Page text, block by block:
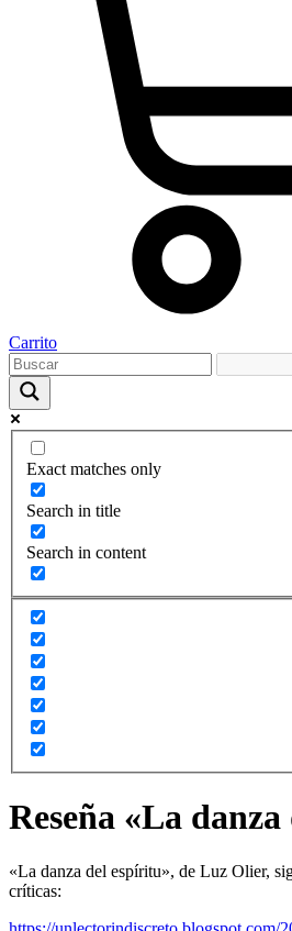
Carrito
Exact matches only
Search in title
Search in content
Reseña «La
«La danza del espíritu», de Luz Olier,
críticas: